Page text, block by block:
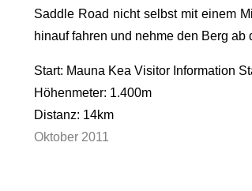
Saddle Road nicht selbst mit einem
hinauf fahren und nehme den Berg ab
Start: Mauna Kea Visitor Information
Höhenmeter: 1.400m
Distanz: 14km
Oktober 2011